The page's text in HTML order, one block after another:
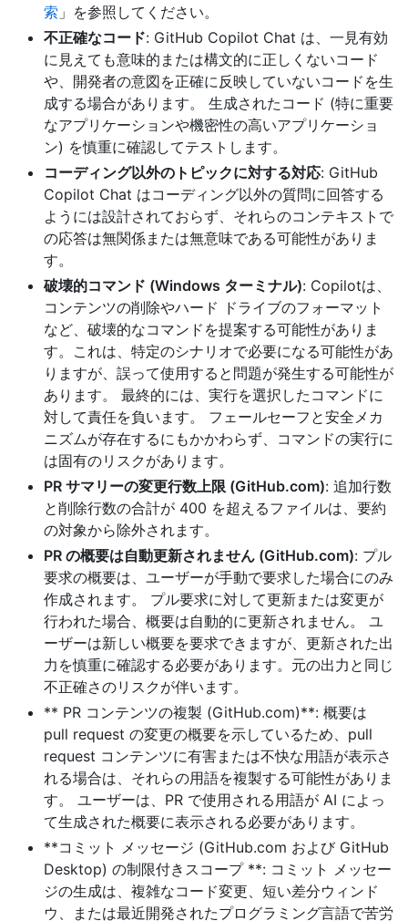
索 」を参照してください。
不正確なコード: GitHub Copilot Chat は、一見有効
に見えても意味的または構文的に正しくないコード
や、開発者の意図を正確に反映していないコードを生
成する場合があります。 生成されたコード (特に重要
なアプリケーションや機密性の高いアプリケーショ
ン) を慎重に確認してテストします。
コーディング以外のトピックに対する対応: GitHub
Copilot Chat はコーディング以外の質問に回答する
ようには設計されておらず、それらのコンテキストで
の応答は無関係または無意味である可能性がありま
す。
破壊的コマンド (Windows ターミナル): Copilotは、
コンテンツの削除やハード ドライブのフォーマット
など、破壊的なコマンドを提案する可能性がありま
す。これは、特定のシナリオで必要になる可能性があ
りますが、誤って使用すると問題が発生する可能性が
あります。 最終的には、実行を選択したコマンドに
対して責任を負います。 フェールセーフと安全メカ
ニズムが存在するにもかかわらず、コマンドの実行に
は固有のリスクがあります。
PR サマリーの変更行数上限 (GitHub.com): 追加行数
と削除行数の合計が 400 を超えるファイルは、要約
の対象から除外されます。
PR の概要は自動更新されません (GitHub.com): プル
要求の概要は、ユーザーが手動で要求した場合にのみ
作成されます。 プル要求に対して更新または変更が
行われた場合、概要は自動的に更新されません。 ユ
ーザーは新しい概要を要求できますが、更新された出
力を慎重に確認する必要があります。元の出力と同じ
不正確さのリスクが伴います。
** PR コンテンツの複製 (GitHub.com)**: 概要は
pull request の変更の概要を示しているため、pull
request コンテンツに有害または不快な用語が表示さ
れる場合は、それらの用語を複製する可能性がありま
す。 ユーザーは、PR で使用される用語が AI によっ
て生成された概要に表示される必要があります。
**コミット メッセージ (GitHub.com および GitHub
Desktop) の制限付きスコープ **: コミット メッセー
ジの生成は、複雑なコード変更、短い差分ウィンド
ウ、または最近開発されたプログラミング言語で苦労